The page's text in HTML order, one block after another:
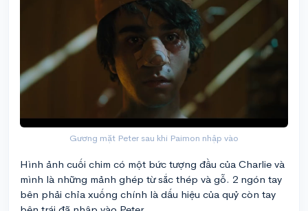
Gương mặt Peter sau khi Paimon nhập vào
Hình ảnh cuối chim có một bức tượng đầu của Charlie và
mình là những mảnh ghép từ sắc thép và gỗ. 2 ngón tay
bên phải chỉa xuống chính là dấu hiệu của quỷ còn tay